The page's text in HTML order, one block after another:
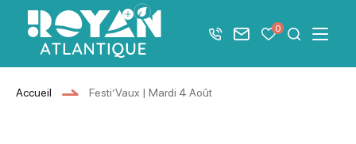
Afficher la barre de navigation du mode éco
Royan Atlantique
+33 5 46 08 21 00
Nous contacter
Mes favoris
0 JeMenu
Accueil Festi’Vaux | Mardi 4 Août